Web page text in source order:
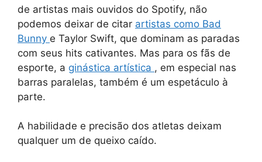
de artistas mais ouvidos do Spotify, não
podemos deixar de citar artistas como Bad
Bunny e Taylor Swift, que dominam as paradas
com seus hits cativantes. Mas para os fãs de
esporte, a ginástica artística , em especial nas
barras paralelas, também é um espetáculo à
parte.
A habilidade e precisão dos atletas deixam
qualquer um de queixo caído.